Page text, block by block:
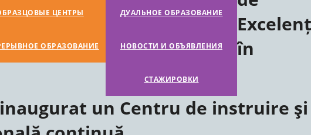
ЦЕНТРЫ
ОБРАЗОВАНИЕ
ДУАЛЬНОЕ ОБРАЗОВАНИЕ
НОВОСТИ И ОБЪЯВЛЕНИЯ
СТАЖИРОВКИ
în
un Centru de instruire şi